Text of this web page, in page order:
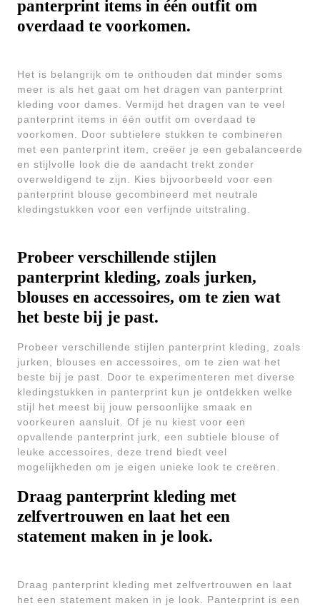
panterprint items in één outfit om
overdaad te voorkomen.
Het is belangrijk om te onthouden dat minder soms
meer is als het gaat om het dragen van panterprint
kleding voor dames. Vermijd het dragen van te veel
panterprint items in één outfit om overdaad te
voorkomen. Door subtielere stukken te combineren
met een panterprint item, creëer je een gebalanceerde
en stijlvolle look die de aandacht trekt zonder
overweldigend te zijn. Kies bijvoorbeeld voor een
panterprint blouse gecombineerd met neutrale
kledingstukken voor een verfijnde uitstraling.
Probeer verschillende stijlen
panterprint kleding, zoals jurken,
blouses en accessoires, om te zien wat
het beste bij je past.
Probeer verschillende stijlen panterprint kleding, zoals
jurken, blouses en accessoires, om te zien wat het
beste bij je past. Door te experimenteren met diverse
kledingstukken in panterprint kun je ontdekken welke
stijl het meest bij jouw persoonlijke smaak en
voorkeuren aansluit. Of je nu kiest voor een
opvallende panterprint jurk, een subtiele blouse of
leuke accessoires, deze trend biedt veel
mogelijkheden om je eigen unieke look te creëren.
Draag panterprint kleding met
zelfvertrouwen en laat het een
statement maken in je look.
Draag panterprint kleding met zelfvertrouwen en laat
het een statement maken in je look. Panterprint is een